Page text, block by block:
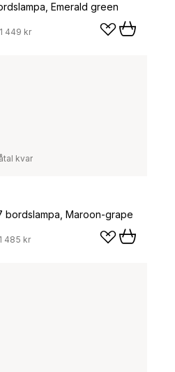
Emerald green
1 449 kr
kvar
bordslampa, Maroon-grape
1 485 kr